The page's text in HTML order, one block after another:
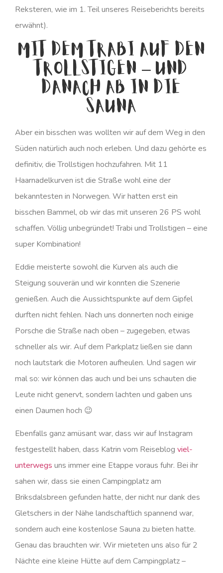
Reksteren, wie im 1. Teil unseres Reiseberichts bereits
erwähnt).
Mit dem Trabi auf den
Trollstigen – und
danach ab in die
Sauna
Aber ein bisschen was wollten wir auf dem Weg in den
Süden natürlich auch noch erleben. Und dazu gehörte es
definitiv, die Trollstigen hochzufahren. Mit 11
Haarnadelkurven ist die Straße wohl eine der
bekanntesten in Norwegen. Wir hatten erst ein
bisschen Bammel, ob wir das mit unseren 26 PS wohl
schaffen. Völlig unbegründet! Trabi und Trollstigen – eine
super Kombination!
Eddie meisterte sowohl die Kurven als auch die
Steigung souverän und wir konnten die Szenerie
genießen. Auch die Aussichtspunkte auf dem Gipfel
durften nicht fehlen. Nach uns donnerten noch einige
Porsche die Straße nach oben – zugegeben, etwas
schneller als wir. Auf dem Parkplatz ließen sie dann
noch lautstark die Motoren aufheulen. Und sagen wir
mal so: wir können das auch und bei uns schauten die
Leute nicht genervt, sondern lachten und gaben uns
einen Daumen hoch 😉
Ebenfalls ganz amüsant war, dass wir auf Instagram
festgestellt haben, dass Katrin vom Reiseblog viel-
unterwegs uns immer eine Etappe voraus fuhr. Bei ihr
sahen wir, dass sie einen Campingplatz am
Briksdalsbreen gefunden hatte, der nicht nur dank des
Gletschers in der Nähe landschaftlich spannend war,
sondern auch eine kostenlose Sauna zu bieten hatte.
Genau das brauchten wir. Wir mieteten uns also für 2
Nächte eine kleine Hütte auf dem Campingplatz –